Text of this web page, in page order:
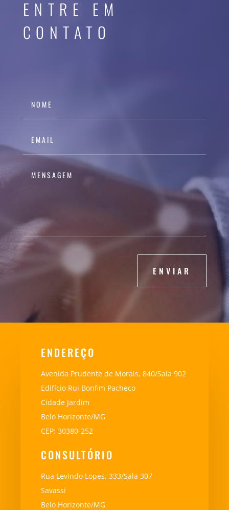
ENTRE EM
CONTATO
ENVIAR
ENDEREÇO
Avenida Prudente de Morais, 840/Sala 902
Edifício Rui Bonfim Pacheco
Cidade Jardim
Belo Horizonte/MG
CEP: 30380-252
CONSULTÓRIO
Rua Levindo Lopes, 333/Sala 307
Savassi
Belo Horizonte/MG